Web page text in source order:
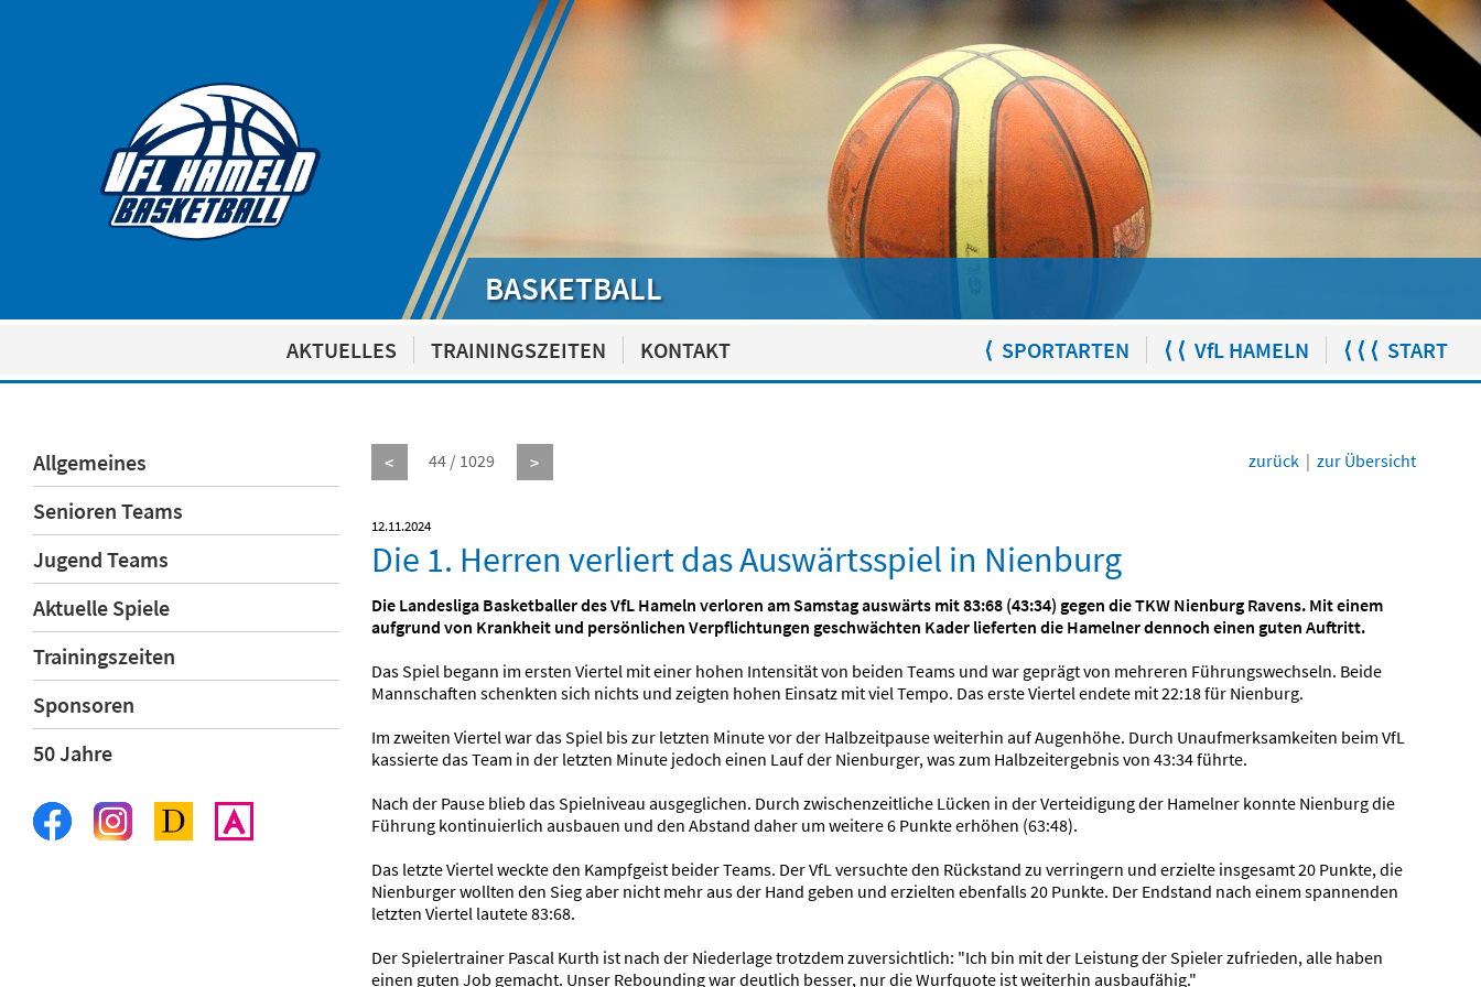
BASKETBALL
AKTUELLES TRAININGSZEITEN KONTAKT ⟨ SPORTARTEN ⟨ ⟨ VfL HAMELN ⟨ ⟨ ⟨ START
Allgemeines
Senioren Teams
Jugend Teams
Aktuelle Spiele
Trainingszeiten
Sponsoren
50 Jahre
< 44 / 1029 > zurück |zur Übersicht
12.11.2024
Die 1. Herren verliert das Auswärtsspiel in Nienburg
Die Landesliga Basketballer des VfL Hameln verloren am Samstag auswärts mit 83:68 (43:34) gegen die TKW Nienburg Ravens. Mit einem
aufgrund von Krankheit und persönlichen Verpflichtungen geschwächten Kader lieferten die Hamelner dennoch einen guten Auftritt.
Das Spiel begann im ersten Viertel mit einer hohen Intensität von beiden Teams und war geprägt von mehreren Führungswechseln. Beide
Mannschaften schenkten sich nichts und zeigten hohen Einsatz mit viel Tempo. Das erste Viertel endete mit 22:18 für Nienburg.
Im zweiten Viertel war das Spiel bis zur letzten Minute vor der Halbzeitpause weiterhin auf Augenhöhe. Durch Unaufmerksamkeiten beim VfL
kassierte das Team in der letzten Minute jedoch einen Lauf der Nienburger, was zum Halbzeitergebnis von 43:34 führte.
Nach der Pause blieb das Spielniveau ausgeglichen. Durch zwischenzeitliche Lücken in der Verteidigung der Hamelner konnte Nienburg die
Führung kontinuierlich ausbauen und den Abstand daher um weitere 6 Punkte erhöhen (63:48).
Das letzte Viertel weckte den Kampfgeist beider Teams. Der VfL versuchte den Rückstand zu verringern und erzielte insgesamt 20 Punkte, die
Nienburger wollten den Sieg aber nicht mehr aus der Hand geben und erzielten ebenfalls 20 Punkte. Der Endstand nach einem spannenden
letzten Viertel lautete 83:68.
Der Spielertrainer Pascal Kurth ist nach der Niederlage trotzdem zuversichtlich: "Ich bin mit der Leistung der Spieler zufrieden, alle haben
einen guten Job gemacht. Unser Rebounding war deutlich besser, nur die Wurfquote ist weiterhin ausbaufähig."